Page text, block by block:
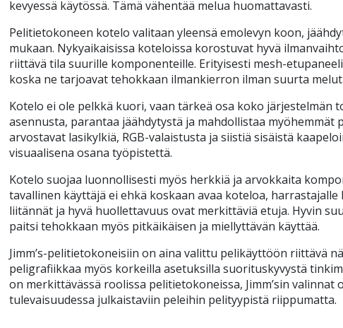
kevyessä käytössä. Tämä vähentää melua huomattavasti.
Pelitietokoneen kotelo valitaan yleensä emolevyn koon,
mukaan. Nykyaikaisissa koteloissa korostuvat hyvä
riittävä tila suurille komponenteille. Erityisesti mesh-
koska ne tarjoavat tehokkaan ilmankierron ilman suurta
Kotelo ei ole pelkkä kuori, vaan tärkeä osa koko järjestelmän
asennusta, parantaa jäähdytystä ja mahdollistaa myöhemmät
arvostavat lasikylkiä, RGB-valaistusta ja siistiä sisäistä
visuaalisena osana työpistettä.
Kotelo suojaa luonnollisesti myös herkkiä ja arvokkaita
tavallinen käyttäjä ei ehkä koskaan avaa koteloa,
liitännät ja hyvä huollettavuus ovat merkittäviä etuja. Hyvin
paitsi tehokkaan myös pitkäikäisen ja miellyttävän käyttää.
Jimm’s-pelitietokoneisiin on aina valittu pelikäyttöön riittävä
peligrafiikkaa myös korkeilla asetuksilla suorituskyvystä
on merkittävässä roolissa pelitietokoneissa, Jimm’sin
tulevaisuudessa julkaistaviin peleihin pelityypistä riippumatta.